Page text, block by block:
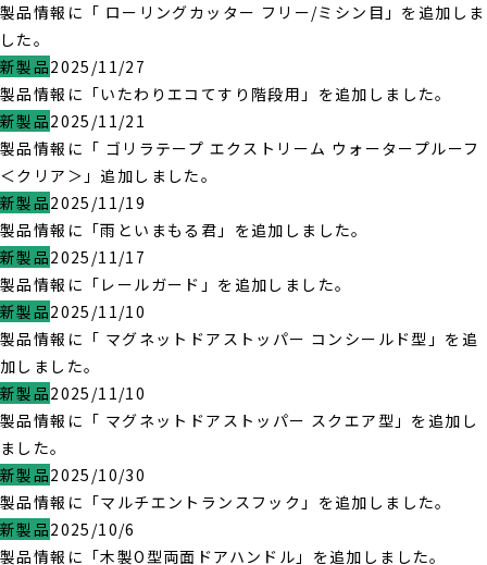
製品情報に「 ローリングカッター フリー/ミシン目」を追加しま
した。
新製品2025/11/27
製品情報に「いたわりエコてすり階段用」を追加しました。
新製品2025/11/21
製品情報に「 ゴリラテープ エクストリーム ウォータープルーフ
＜クリア＞」追加しました。
新製品2025/11/19
製品情報に「雨といまもる君」を追加しました。
新製品2025/11/17
製品情報に「レールガード」を追加しました。
新製品2025/11/10
製品情報に「 マグネットドアストッパー コンシールド型」を追
加しました。
新製品2025/11/10
製品情報に「 マグネットドアストッパー スクエア型」を追加し
ました。
新製品2025/10/30
製品情報に「マルチエントランスフック」を追加しました。
新製品2025/10/6
製品情報に「木製O型両面ドアハンドル」を追加しました。